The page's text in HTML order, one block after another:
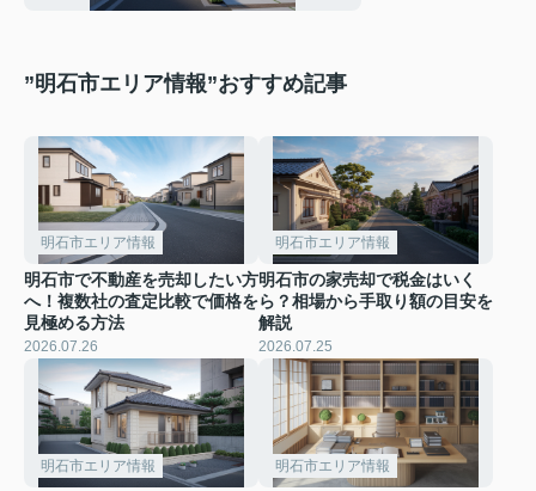
”明石市エリア情報”おすすめ記事
明石市エリア情報
明石市で不動産を売却したい方
へ！複数社の査定比較で価格を
見極める方法
2026.07.26
明石市エリア情報
明石市の家売却で税金はいく
ら？相場から手取り額の目安を
解説
2026.07.25
明石市エリア情報 明石市エリア情報